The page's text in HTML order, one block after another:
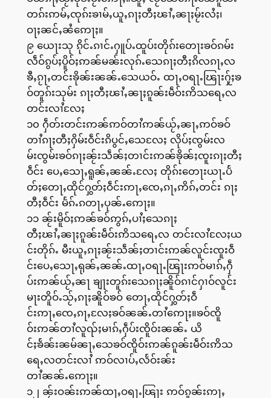
တၵ်းဢမ်ႇၸုၵ်းၶၢမ်ႇယူႇၵႃႈတီႈၽၢႆႇၼႃႈမႂ်းလႆႈ၊
ဝႃႈၼင်ႇၼႆဢေႃႈ။
၉ ယေႃးသု ၵိုင်ႉၵၢင်ႉႁူပ်ႉထူပ်းတိုၵ်းတေႃးၶဝ်ၵမ်း
လဵဝ်ၵွပ်ႈပိူဝ်ႈဢၼ်မၼ်းလုၵ်ႉသေၵႃႈတီႈၵိလၵႃႇလ
ၶီႇၵႂႃႇတင်းၶိုၼ်းၼၼ်ႉသေယဝ်ႉ ထႃႇဝရႃႉၽြႃးႁႂ်ႈၶ
ဝ်တူၵ်းသုမ်း ၵႃႈတီႈၽၢႆႇၼႃႈၵူၼ်းမဵဝ်းဢိသရေႇလ
တင်းလၢႆလႄႈ
၁၀ ႁဵတ်းတင်းဢၼ်ဢဝ်တၢႆဢၼ်ယႂ်ႇၼႃႇဢဝ်ၶဝ်
တၢႆၵႃႈတီႈႁိမ်းဝဵင်းၵိပွင်ႇသေလႄႈ လိုပ်ႈၸွမ်းလ
မ်းၸွမ်းၶဝ်ၵႃႈၼႂ်းသဵၼ်ႈတၢင်းဢၼ်ၶိုၼ်ႈၸူးၵႃႈတီႈ
ဝဵင်း ပေႇသေႃႇရူၼ်ႇၼၼ်ႉလႄႈ တိုၵ်းတေႃးယႃႉပႅ
တ်ႈတေႃႇထိုင်ႁွတ်ႈဝဵင်းဢႃႇၸေႇၵႃႇဢိၵ်ႇတင်း ၵႃႈ
တီႈဝဵင်း မႅၵ်ႉၵတႃႇပုၼ်ႉဢေႃႈ။
၁၁ ၼႂ်းမိူဝ်ႈဢၼ်ၶဝ်ဢွၵ်ႇပၢႆႈသေၵႃႈ
တီႈၽၢႆႇၼႃႈၵူၼ်းမဵဝ်းဢိသရေႇလ တင်းလၢႆလႄႈယ
င်းတိုၵ်ႉ မီးယူႇၵႃႈၼႂ်းသဵၼ်ႈတၢင်းဢၼ်လူင်းၸူးဝဵ
င်းပေႇသေႃႇရုၼ်ႇၼၼ်ႉထႃႇဝရႃႉၽြႃးဢဝ်မၢၵ်ႇႁဵ
ပ်းဢၼ်ယႂ်ႇၼႃ ၶျႃးတူၵ်းသေၵႃႈၼိူဝ်ၵၢင်ႁၢဝ်လူင်း
မႃးတိူဝ်ႉသႂ်ႇၵႃႈၼိူဝ်ၶဝ် တေႃႇထိုင်ႁွတ်ႈဝဵ
င်းဢႃႇၸေႇၵႃႇလႄႈၶဝ်ၼၼ်ႉတၢႆဢေႃႈ။ၶဝ်ၸိူ
ဝ်းဢၼ်တၢႆလူၺ်ႈမၢၵ်ႇႁဵပ်းၸိူဝ်းၼၼ်ႉ ယိ
င်ႈၶႅၼ်းၼမ်ၼႃႇသေၶဝ်ၸိူဝ်းဢၼ်ၵူၼ်းမဵဝ်းဢိသ
ရေႇလတင်းလၢႆ ဢဝ်လၢပ်ႇလႅဝ်းၼ်း
တၢႆၼၼ်ႉဢေႃႈ။
၁၂ ၼႂ်းဝၼ်းဢၼ်ထႃႇဝရႃႉၽြႃး ဢဝ်ၵူၼ်းဢႃႇ